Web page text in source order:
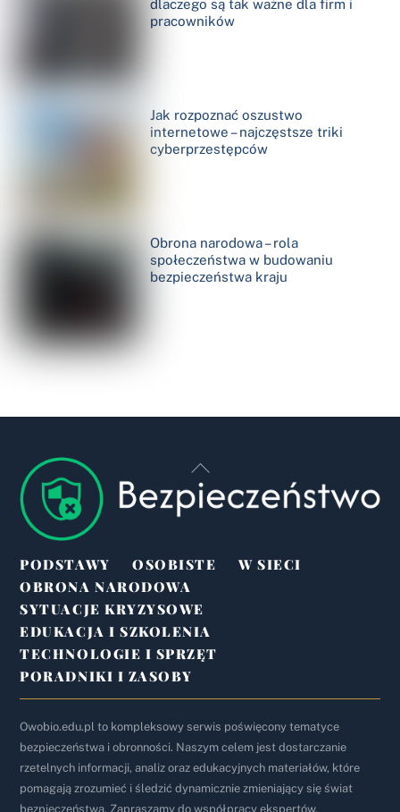
dlaczego są tak ważne dla firm i
pracowników
Jak rozpoznać oszustwo
internetowe – najczęstsze triki
cyberprzestępców
Obrona narodowa – rola
społeczeństwa w budowaniu
bezpieczeństwa kraju
Back
To
Top
PODSTAWY OSOBISTE
W SIECI
OBRONA NARODOWA
SYTUACJE KRYZYSOWE
EDUKACJA I SZKOLENIA
TECHNOLOGIE I SPRZĘT
PORADNIKI I ZASOBY
Owobio.edu.pl to kompleksowy serwis poświęcony tematyce
bezpieczeństwa i obronności. Naszym celem jest dostarczanie
rzetelnych informacji, analiz oraz edukacyjnych materiałów, które
pomagają zrozumieć i śledzić dynamicznie zmieniający się świat
bezpieczeństwa. Zapraszamy do współpracy ekspertów,